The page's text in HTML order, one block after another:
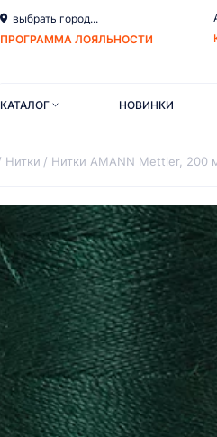
выбрать город...
ПРОГРАММА ЛОЯЛЬНОСТИ
КАТАЛОГ НОВИНКИ
Нитки Нитки AMANN Mettler, 200